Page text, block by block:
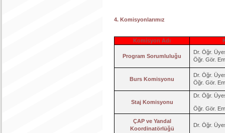
4. Komisyonlarımız
Komisyon Adı
Program Sorumluluğu
Dr. Öğr.
Öğr. Gör.
Burs Komisyonu
Dr. Öğr.
Öğr. Gör.
Staj Komisyonu
Dr. Öğr.
Öğr. Gör.
ÇAP ve Yandal
Koordinatörlüğü
Dr. Öğr.